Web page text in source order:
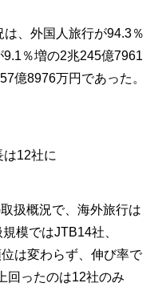
、外国人旅行が94.3％
％増の2兆245億7961
億8976万円であった。
12社に
扱概況で、海外旅行は
模ではJTB14社、
は変わらず、伸び率で
回ったのは12社のみ